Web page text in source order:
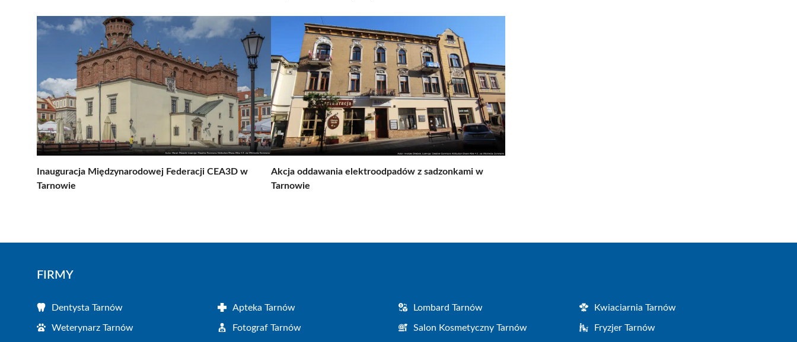
Inauguracja Międzynarodowej Federacji CEA3D w
Tarnowie
Akcja oddawania elektroodpadów z sadzonkami w
Tarnowie
FIRMY
Dentysta Tarnów Apteka Tarnów Lombard Tarnów Kwiaciarnia Tarnów
Weterynarz Tarnów Fotograf Tarnów Salon Kosmetyczny Tarnów Fryzjer Tarnów